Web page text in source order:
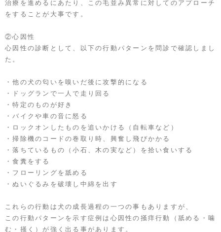
治療を進めるにあたり、この毛並み異常に対してのアプローチ
をすることが大事です。
②心因性
心因性の診断として、以下の行動パターンを問診で確認しまし
た。
・他の犬の匂いを嗅いだ後に攻撃的になる
・ドッグランで一人で走り回る
・特定のものが好き
・バイクや車の音に怒る
・ロックオンしたものを追いかける（自転車など）
・掃除機のコードの巻取り時、興奮し飛びかかる
・落ちているもの（小石、木の実など）を拾い食いする
・食糞をする
・フローリングを舐める
・ぬいぐるみを破壊し中綿を出す
これらの行動は犬の成長過程の一つの事もありますが、
この行動パターンを示す症例は心因性の掻痒行動（舐める・噛
む・掻く）が強く出る事があります。